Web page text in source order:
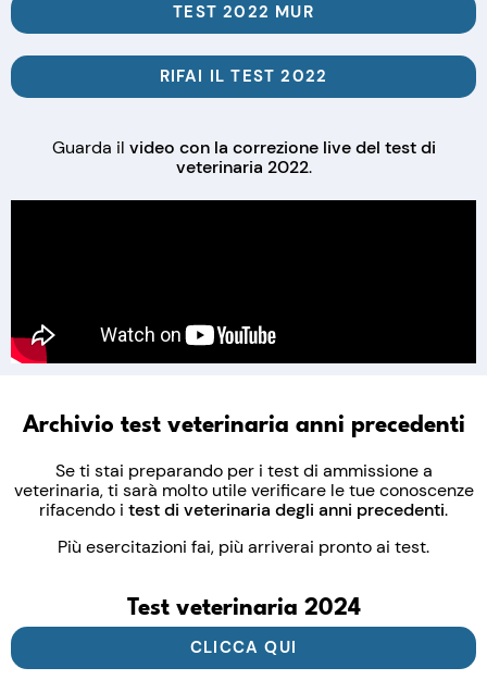
TEST 2022 MUR
RIFAI IL TEST 2022
Guarda il video con la correzione live del test di
veterinaria 2022.
Archivio test veterinaria anni precedenti
Se ti stai preparando per i test di ammissione a
veterinaria, ti sarà molto utile verificare le tue conoscenze
rifacendo i test di veterinaria degli anni precedenti.
Più esercitazioni fai, più arriverai pronto ai test.
Test veterinaria 2024
CLICCA QUI